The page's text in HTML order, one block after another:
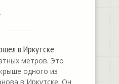
в Иркутске
метров. Это
одного из
в Иркутске. Он